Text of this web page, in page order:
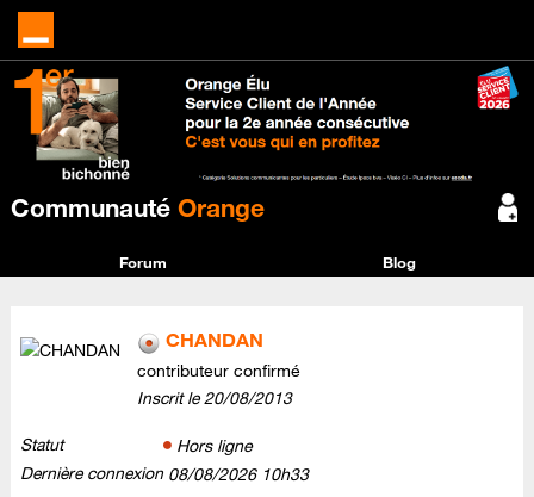
Communauté Orange
Forum Blog
CHANDAN
contributeur confirmé
Inscrit le‎20/08/2013
Statut
Hors ligne
Dernière connexion ‎08/08/2026 10h33